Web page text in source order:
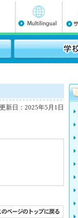
更新日：2025年5月1日